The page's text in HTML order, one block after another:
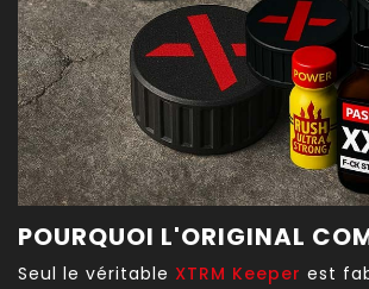
POURQUOI L'ORIGINAL
Seul le véritable XTRM Keeper est